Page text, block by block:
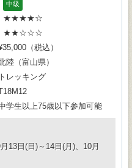
中級
★★★★☆
★★☆☆☆
（税込）
陸（富山県）
トレッキング
学生以上75歳以下参加可能
13日(日)～14日(月)、10月